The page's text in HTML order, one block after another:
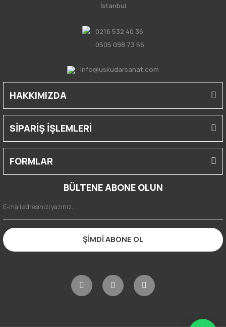
İstanbul
0216 532 40 36
0505 098 73 56
info@uskudarsanat.com
HAKKIMIZDA
SİPARİŞ İŞLEMLERİ
FORMLAR
BÜLTENE ABONE OLUN
ŞİMDİ ABONE OL